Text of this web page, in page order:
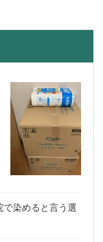
染めると言う選